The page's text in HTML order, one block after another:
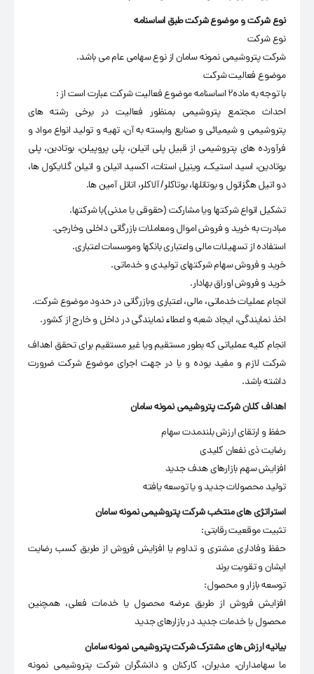
نوع شرکت و موضوع شرکت طبق اساسنامه
نوع شرکت
شرکت پتروشیمی نمونه سامان از نوع سهامی عام می باشد.
موضوع فعالیت شرکت
با توجه به ماده2 اساسنامه موضوع فعالیت شرکت عبارت است از :
احداث مجتمع پتروشیمی بمنظور فعالیت در برخی رشته های
پتروشیمی و شیمیائی و صنایع وابسته به آن، تهیه و تولید انواع مواد و
فرآورده های پتروشیمی از قبیل پلی اتیلن، پلی پروپیلن، بوتادین، پلی
بوتادین، اسید استیک، وینیل استات، اکسید اتیلن و اتیلن گلایکول ها،
دو اتیل هگزانول و بوتانلها، بوتاکلر/ آلاکلر، اتانل آمین ها.
تشکیل انواع شرکتها ویا مشارکت (حقوقی یا مدنی)با شرکتها.
مبادرت به خرید و فروش اموال ومعاملات بازرگانی داخلی وخارجی.
استفاده از تسهیلات مالی واعتباری بانکها وموسسات اعتباری.
خرید و فروش سهام شرکتهای تولیدی و خدماتی.
خرید و فروش اوراق بهادار.
انجام عملیات خدماتی، مالی، اعتباری وبازرگانی در حدود موضوع شرکت.
اخذ نمایندگی، ایجاد شعبه و اعطاء نمایندگی در داخل و خارج از کشور.
انجام کلیه عملیاتی که بطور مستقیم ویا غیر مستقیم برای تحقق اهداف
شرکت لازم و مفید بوده و یا در جهت اجرای موضوع شرکت ضرورت
داشته باشد.
اهداف کلان شرکت پتروشیمی نمونه سامان
حفظ و ارتقای ارزش بلندمدت سهام
رضایت ذی نفعان کلیدی
افزایش سهم بازارهای هدف جدید
تولید محصولات جدید و یا توسعه یافته
استراتژی های منتخب شرکت پتروشیمی نمونه سامان
تثبیت موقعیت رقابتی:
حفظ وفاداری مشتری و تداوم یا افزایش فروش از طریق کسب رضایت
ایشان و تقویت برند
توسعه بازار و محصول:
افزایش فروش از طریق عرضه محصول یا خدمات فعلی، همچنین
محصول یا خدمات جدید در بازارهای جدید
بیانیه ارزش های مشترک شرکت پتروشیمی نمونه سامان
ما سهامداران، مدیران، کارکنان و دانشگران شرکت پتروشیمی نمونه